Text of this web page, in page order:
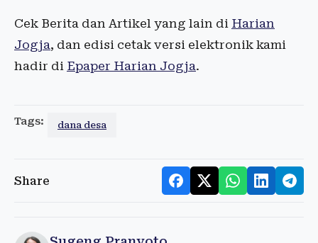
Cek Berita dan Artikel yang lain di Harian
Jogja, dan edisi cetak versi elektronik kami
hadir di Epaper Harian Jogja.
Tags: dana desa
Share